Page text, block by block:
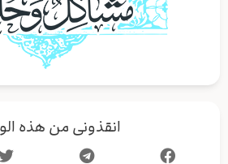
انقذونى من هذه